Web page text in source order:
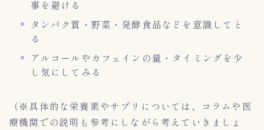
事を避ける
タンパク質・野菜・発酵食品などを意識してと
る
アルコールやカフェインの量・タイミングを少
し気にしてみる
（※具体的な栄養素やサプリについては、コラムや医
療機関での説明も参考にしながら考えていきましょ